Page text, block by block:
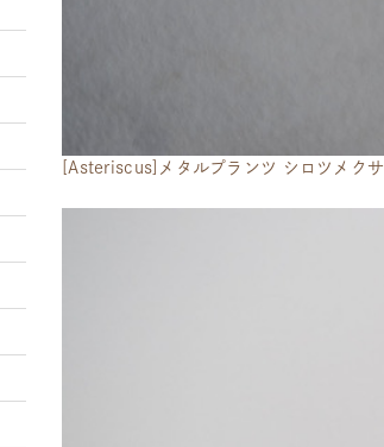
[Asteriscus]メタルプランツ シロツメクサ